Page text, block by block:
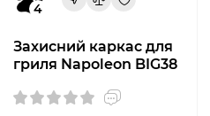
4
Захисний каркас для
гриля Napoleon BIG38